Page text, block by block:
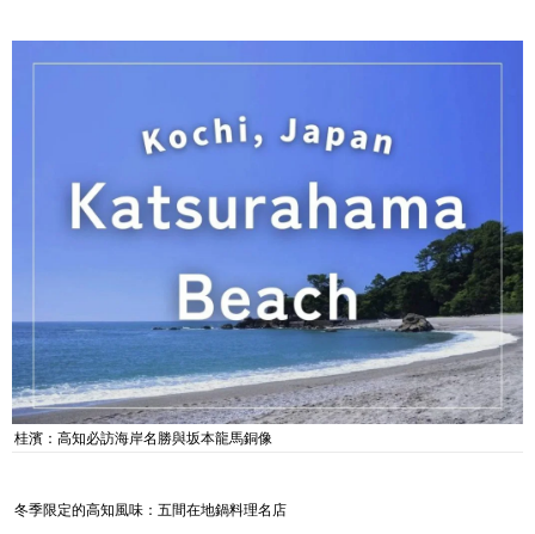
桂濱：高知必訪海岸名勝與坂本龍馬銅像
冬季限定的高知風味：五間在地鍋料理名店